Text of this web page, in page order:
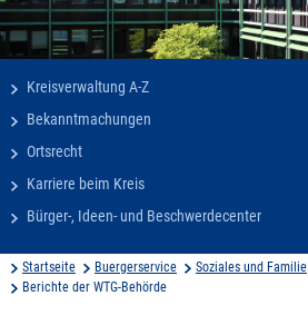
Kreisverwaltung A-Z
Bekanntmachungen
Ortsrecht
Karriere beim Kreis
Bürger-, Ideen- und Beschwerdecenter
Startseite Buergerservice Soziales und Familie
Berichte der WTG-Behörde